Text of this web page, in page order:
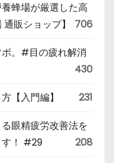
蜂場が厳選した高
販ショップ】
706
。#目の疲れ解消
430
【入門編】 231
眼精疲労改善法を
す！ #29
208